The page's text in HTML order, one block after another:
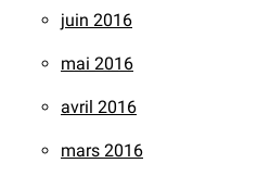
juin 2016
mai 2016
avril 2016
mars 2016